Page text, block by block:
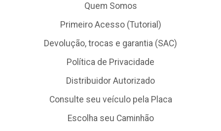
Quem Somos
Primeiro Acesso (Tutorial)
Devolução, trocas e garantia (SAC)
Política de Privacidade
Distribuidor Autorizado
Consulte seu veículo pela Placa
Escolha seu Caminhão